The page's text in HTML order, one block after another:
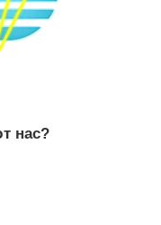
нас?